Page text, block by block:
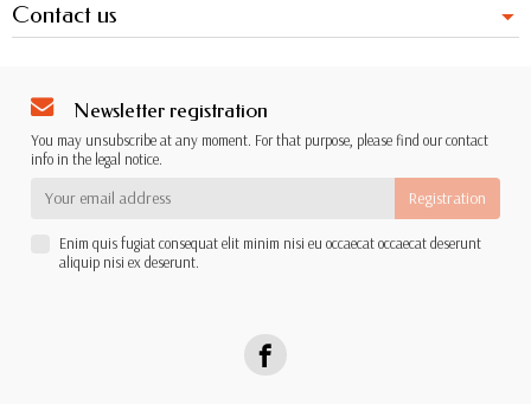
Contact us
Newsletter registration
You may unsubscribe at any moment. For that purpose, please find our contact
info in the legal notice.
Enim quis fugiat consequat elit minim nisi eu occaecat occaecat deserunt
aliquip nisi ex deserunt.